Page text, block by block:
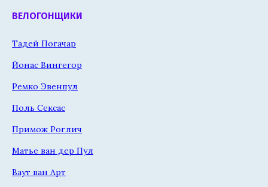
ВЕЛОГОНЩИКИ
Тадей Погачар
Йонас Вингегор
Ремко Эвенпул
Поль Сексас
Примож Роглич
Матье ван дер Пул
Ваут ван Арт